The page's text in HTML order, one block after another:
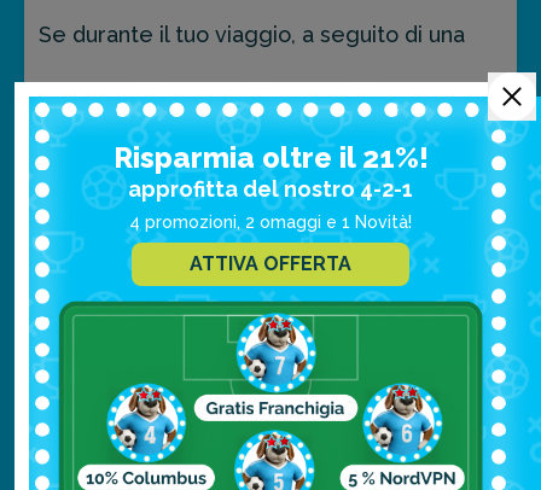
Se durante il tuo viaggio, a seguito di una
malattia o di un infortunio, fosse necessario
il rimpatrio, puoi richiederlocontattando la
centrale operativa
leggi di più
Trasporto medico d’urgenza
La copertura per il “Trasporto medico
d’Urgenza”è inclusa nella polizza annuale
multiviaggio.
Risparmia oltre il 21%!
approfitta del nostro 4-2-1
4 promozioni, 2 omaggi e 1 Novità!
ATTIVA OFFERTA